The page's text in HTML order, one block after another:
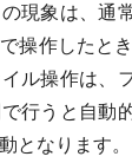
現象は、通
操作したと
ル操作は、
行うと自動
となります。